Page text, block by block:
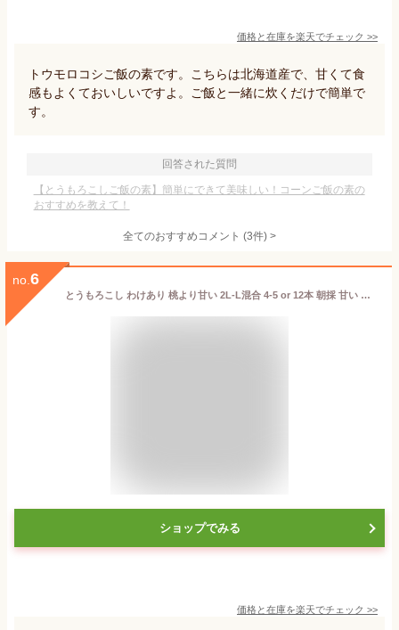
価格と在庫を楽天でチェック >>
トウモロコシご飯の素です。こちらは北海道産で、甘くて食
感もよくておいしいですよ。ご飯と一緒に炊くだけで簡単で
す。
回答された質問
【とうもろこしご飯の素】簡単にできて美味しい！コーンご飯の素の
おすすめを教えて！
全てのおすすめコメント (3件) >
no. 6
とうもろこし わけあり 桃より甘い 2L-L混合 4-5 or 12本 朝採 甘い シリーズ累計50万本突破 県外不出 生で食べれるとうもろこし 恵味 長野 訳アリ トウモロコシ 送料無料 惠味ゴールド 2026
ショップでみる
価格と在庫を楽天でチェック >>